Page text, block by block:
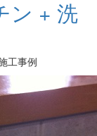
ン + 洗
工事例